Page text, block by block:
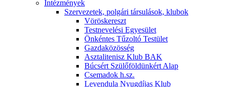
Intézmények
Szervezetek, polgári társulások, klubok
Vöröskereszt
Testnevelési Egyesület
Önkéntes Tűzoltó Testület
Gazdaközösség
Asztalitenisz Klub BAK
Búcsért Szülőföldünkért Alap
Csemadok h.sz.
Levendula Nyugdíjas Klub